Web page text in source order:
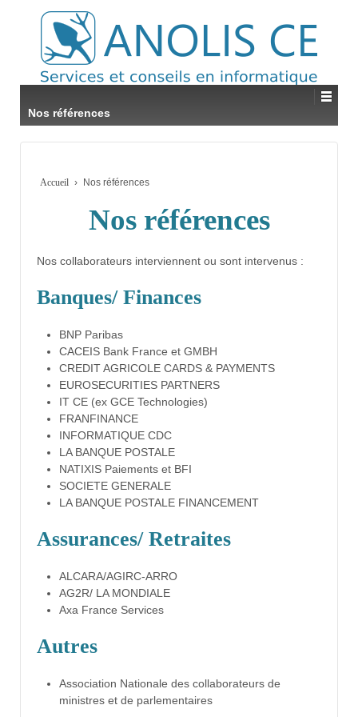
Nos références
Accueil › Nos références
Nos références
Nos collaborateurs interviennent ou sont intervenus :
Banques/ Finances
BNP Paribas
CACEIS Bank France et GMBH
CREDIT AGRICOLE CARDS & PAYMENTS
EUROSECURITIES PARTNERS
IT CE (ex GCE Technologies)
FRANFINANCE
INFORMATIQUE CDC
LA BANQUE POSTALE
NATIXIS Paiements et BFI
SOCIETE GENERALE
LA BANQUE POSTALE FINANCEMENT
Assurances/ Retraites
ALCARA/AGIRC-ARRO
AG2R/ LA MONDIALE
Axa France Services
Autres
Association Nationale des collaborateurs de
ministres et de parlementaires